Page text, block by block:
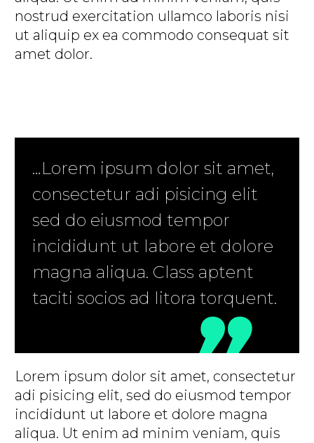
nostrud exercitation ullamco laboris nisi
ut aliquip ex ea commodo consequat sit
amet dolor.
…Lorem ipsum dolor sit amet,
consectetur adi pisicing elit
sed do eiusmod tempor
incididunt ut labore et dolore
magna aliqua. Class aptent
taciti socios ad litora torquent.
Lorem ipsum dolor sit amet, consectetur
adi pisicing elit, sed do eiusmod tempor
incididunt ut labore et dolore magna
aliqua. Ut enim ad minim veniam, quis